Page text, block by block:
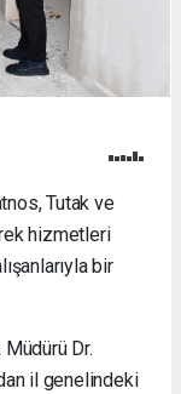
Tutak ve
hizmetleri
bir
Müdürü Dr.
il genelindeki